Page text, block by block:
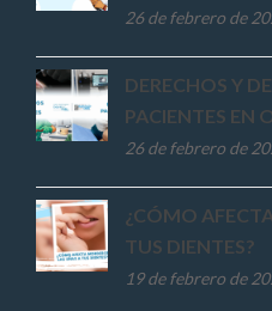
26 de febrero de
DERECHOS Y
PACIENTES EN
26 de febrero de
¿CÓMO
TUS DIENTES?
19 de febrero de